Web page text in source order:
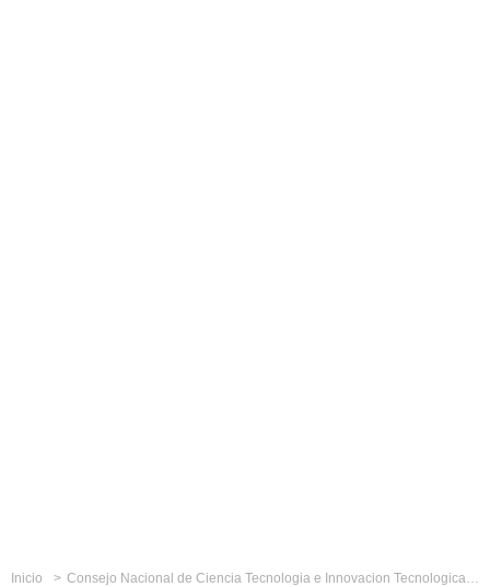
Inicio Consejo Nacional de Ciencia Tecnologia e Innovacion Tecnologica